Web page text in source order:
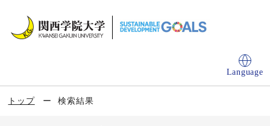
Language
トップ 検索結果